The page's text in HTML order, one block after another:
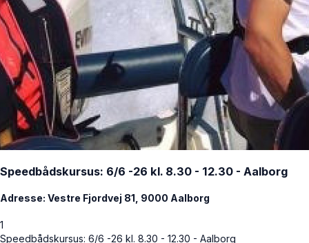
Speedbådskursus: 6/6 -26 kl. 8.30 - 12.30 - Aalborg
Adresse: Vestre Fjordvej 81, 9000 Aalborg
1
Speedbådskursus: 6/6 -26 kl. 8.30 - 12.30 - Aalborg